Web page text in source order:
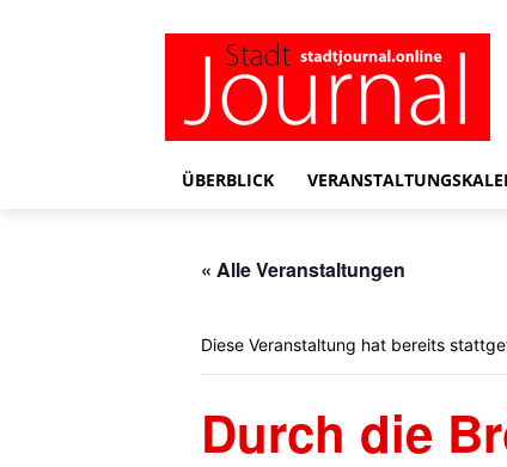
ÜBERBLICK
« Alle Veranstaltungen
Diese Veranstaltung hat bereits
Durch die